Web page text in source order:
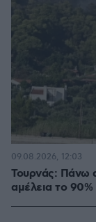
Τουρνάς: Πάνω
αμέλεια το
09.08.2026, 12:03